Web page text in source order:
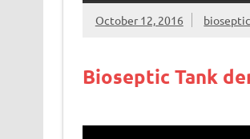
October 12, 2016
Bioseptic Tank